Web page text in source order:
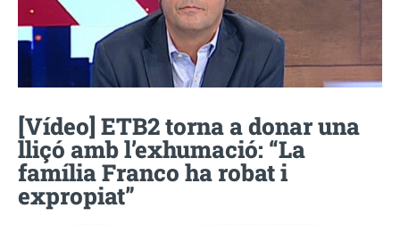
[Vídeo] ETB2 torna a donar una
lliçó amb l’exhumació: “La
família Franco ha robat i
expropiat”